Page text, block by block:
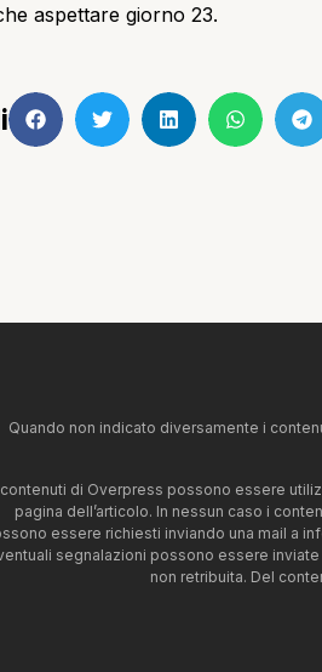
aspettare giorno 23.
Quando non indicato diversamente i
contenuti di Overpress possono essere
pagina dell’articolo. In nessun caso i
essere richiesti inviando una mail a
segnalazioni possono essere inviate
non retribuita. Del